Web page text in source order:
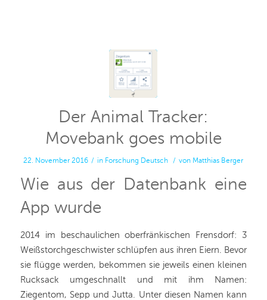
Der Animal Tracker:
Movebank goes mobile
22. November 2016 / in Forschung Deutsch / von Matthias Berger
Wie aus der Datenbank eine
App wurde
2014 im beschaulichen oberfränkischen Frensdorf: 3
Weißstorchgeschwister schlüpfen aus ihren Eiern. Bevor
sie flügge werden, bekommen sie jeweils einen kleinen
Rucksack umgeschnallt und mit ihm Namen:
Ziegentom, Sepp und Jutta. Unter diesen Namen kann